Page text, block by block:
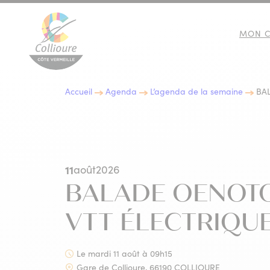
MON
10 BONNES RAISONS DE
IMMERSION CULTURELLE
LES EXPOSITIONS
GASTRONOMIE
Accueil Agenda L’agenda de la semaine
11août2026
BALADE
VTT
Le mardi 11 août à 09h15
Gare de Collioure, 66190 COLLIOURE